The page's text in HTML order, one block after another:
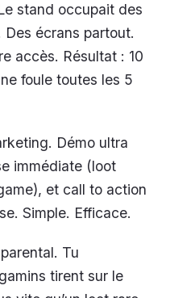
stand occupait des
écrans partout.
accès. Résultat : 10
foule toutes les 5
Démo ultra
immédiate (loot
et call to action
Simple. Efficace.
Tu
tirent sur le